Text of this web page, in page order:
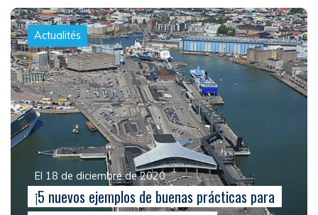
Actualités
El 18 de diciembre de 2020
¡5 nuevos ejemplos de buenas prácticas para